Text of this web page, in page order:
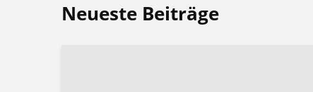
Neueste Beiträge